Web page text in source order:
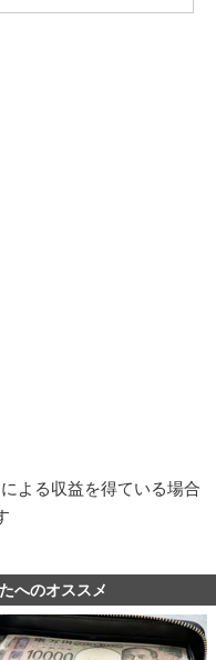
よる収益を得ている場合
へのオススメ